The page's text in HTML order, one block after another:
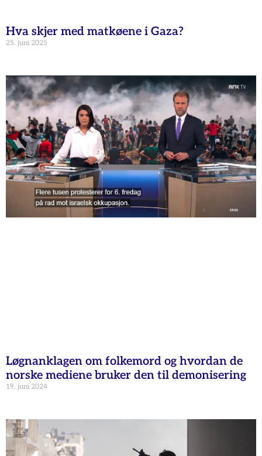
Hva skjer med matkøene i Gaza?
25. juni 2025
Løgnanklagen om folkemord og hvordan de
norske mediene bruker den til demonisering
19. juni 2024